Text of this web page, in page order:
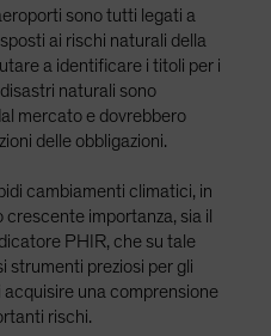
sono tutti legati a
ai rischi naturali della
a identificare i titoli per i
naturali sono
mercato e dovrebbero
delle obbligazioni.
cambiamenti climatici, in
importanza, sia il
PHIR, che su tale
strumenti preziosi per gli
una comprensione
rischi.